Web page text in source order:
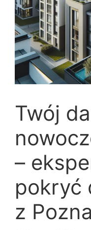
Twój
–
pokryć
z